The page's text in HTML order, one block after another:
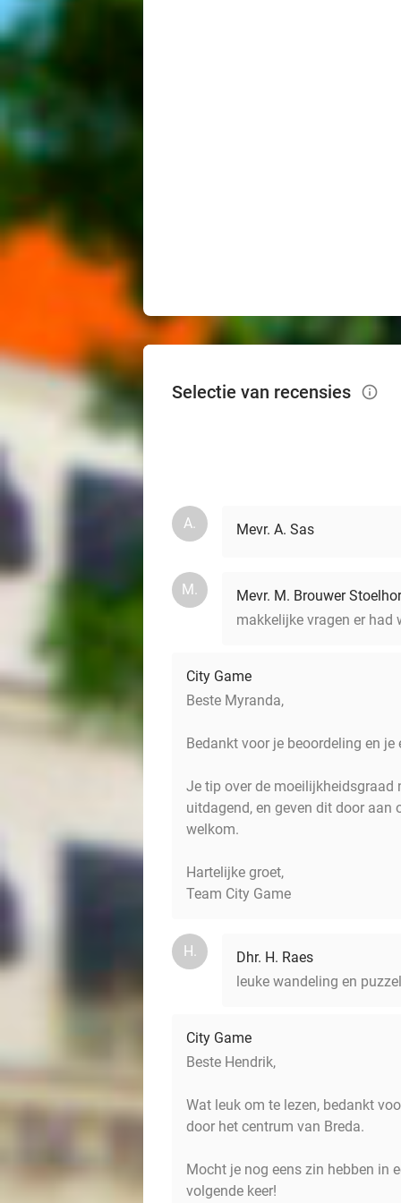
Selectie van recensies info_outlined
A. Mevr. A. Sas
M.
Mevr. M. Brouwer
makkelijke vragen er had
City Game
Beste Myranda,
Bedankt voor je beoordeling en
Je tip over de moeilijkheidsgraad
uitdagend, en geven dit door aan
welkom.
Hartelijke groet,
Team City Game
H.
Dhr. H. Raes
leuke wandeling en
City Game
Beste Hendrik,
Wat leuk om te lezen, bedankt
door het centrum van Breda.
Mocht je nog eens zin hebben in
volgende keer!